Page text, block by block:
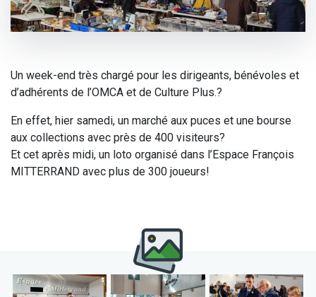
Un week-end très chargé pour les dirigeants, bénévoles et
d’adhérents de l’OMCA et de Culture Plus.?
En effet, hier samedi, un marché aux puces et une bourse
aux collections avec près de 400 visiteurs?
Et cet après midi, un loto organisé dans l’Espace François
MITTERRAND avec plus de 300 joueurs!